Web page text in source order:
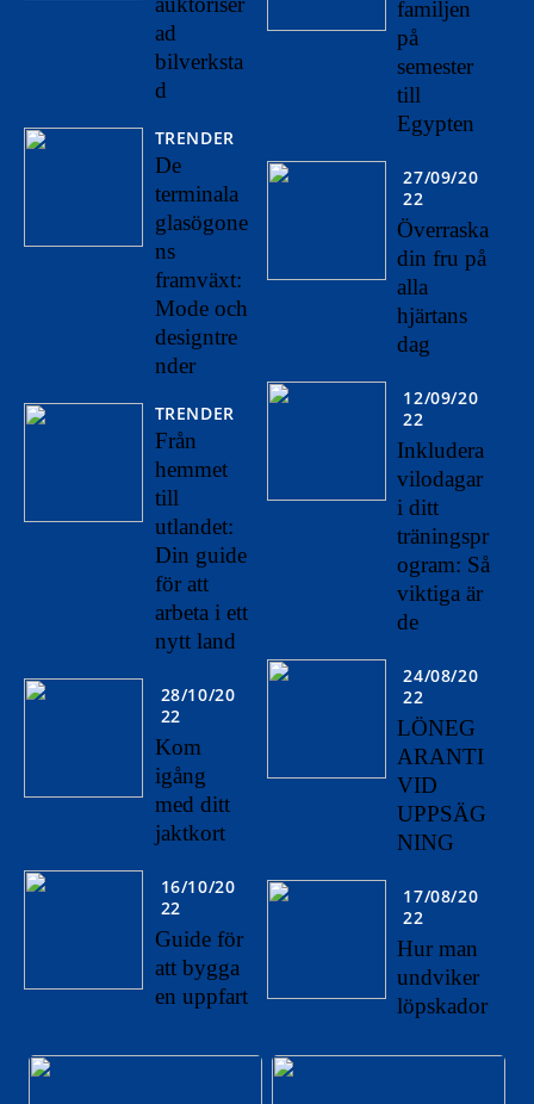
ad
bilverksta
d
TRENDER
De
terminala
glasögone
ns
framväxt:
Mode och
designtre
nder
TRENDER
Från
hemmet
till
utlandet:
Din guide
för att
arbeta i ett
nytt land
28/10/20
22
Kom
igång
med ditt
jaktkort
16/10/20
22
Guide för
att bygga
en uppfart
familjen
på
semester
till
Egypten
27/09/20
22
Överraska
din fru på
alla
hjärtans
dag
12/09/20
22
Inkludera
vilodagar
i ditt
träningspr
ogram: Så
viktiga är
de
24/08/20
22
LÖNEG
ARANTI
VID
UPPSÄG
NING
17/08/20
22
Hur man
undviker
löpskador